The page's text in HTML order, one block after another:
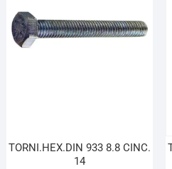
TORNI.HEX.DIN 933 8.8 CINC.
14